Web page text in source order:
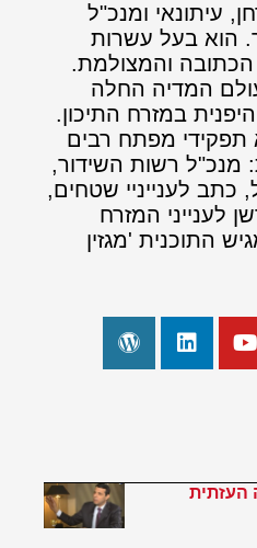
עיתונאי ומנכ"ל
הוא בעל עשרות
הכתובה והמצולמת.
המדיה החלה
במזרח התיכון.
תפקידי מפתח רבים
מנכ"ל רשות השידור,
כתב לענייניי שטחים,
לענייני המזרח
התוכנית 'מגזין
העזתית